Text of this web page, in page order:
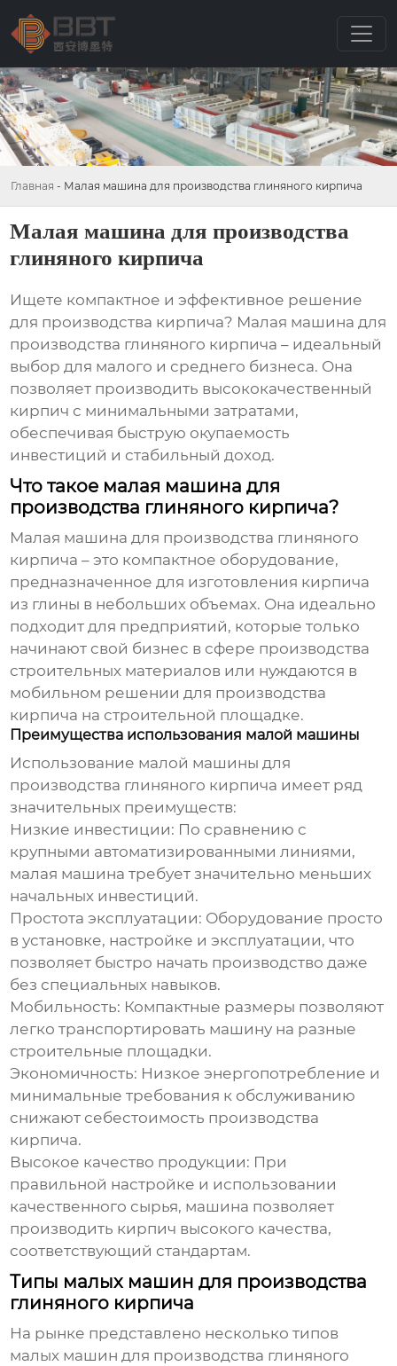
Главная - Малая машина для производства глиняного кирпича
Малая машина для производства
глиняного кирпича
Ищете компактное и эффективное решение
для производства кирпича? Малая машина для
производства глиняного кирпича – идеальный
выбор для малого и среднего бизнеса. Она
позволяет производить высококачественный
кирпич с минимальными затратами,
обеспечивая быструю окупаемость
инвестиций и стабильный доход.
Что такое малая машина для
производства глиняного кирпича?
Малая машина для производства глиняного
кирпича – это компактное оборудование,
предназначенное для изготовления кирпича
из глины в небольших объемах. Она идеально
подходит для предприятий, которые только
начинают свой бизнес в сфере производства
строительных материалов или нуждаются в
мобильном решении для производства
кирпича на строительной площадке.
Преимущества использования малой машины
Использование малой машины для
производства глиняного кирпича имеет ряд
значительных преимуществ:
Низкие инвестиции: По сравнению с
крупными автоматизированными линиями,
малая машина требует значительно меньших
начальных инвестиций.
Простота эксплуатации: Оборудование просто
в установке, настройке и эксплуатации, что
позволяет быстро начать производство даже
без специальных навыков.
Мобильность: Компактные размеры позволяют
легко транспортировать машину на разные
строительные площадки.
Экономичность: Низкое энергопотребление и
минимальные требования к обслуживанию
снижают себестоимость производства
кирпича.
Высокое качество продукции: При
правильной настройке и использовании
качественного сырья, машина позволяет
производить кирпич высокого качества,
соответствующий стандартам.
Типы малых машин для производства
глиняного кирпича
На рынке представлено несколько типов
малых машин для производства глиняного